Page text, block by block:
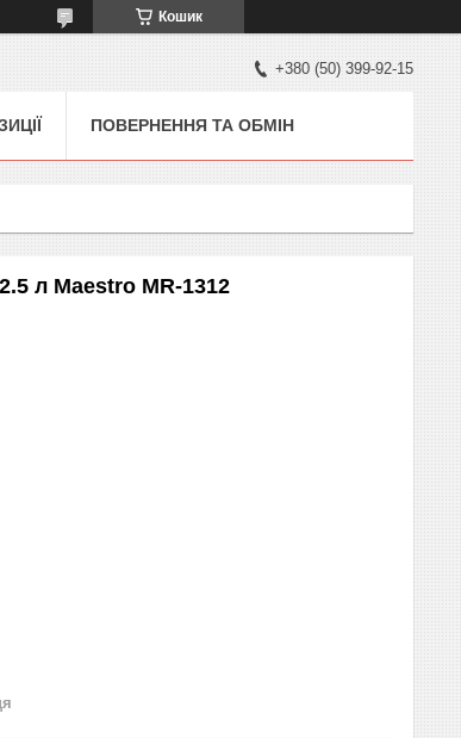
Кошик
+380 (50) 399-92-15
ПОВЕРНЕННЯ ТА ОБМІН
л Maestro MR-1312